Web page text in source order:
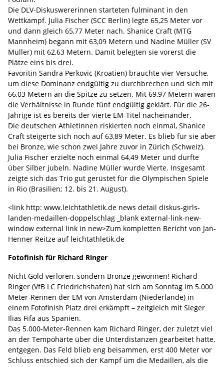
Die DLV-Diskuswererinnen starteten fulminant in den
Wettkampf. Julia Fischer (SCC Berlin) legte 65,25 Meter vor
und dann gleich 65,77 Meter nach. Shanice Craft (MTG
Mannheim) begann mit 63,09 Metern und Nadine Müller (SV
Müller) mit 62,63 Metern. Damit belegten sie vorerst die
Plätze eins bis drei.
Favoritin Sandra Perkovic (Kroatien) brauchte vier Versuche,
um diese Dominanz endgültig zu durchbrechen und sich mit
66,03 Metern an die Spitze zu setzen. Mit 69,97 Metern waren
die Verhältnisse in Runde fünf endgültig geklärt. Für die 26-
Jährige ist es bereits der vierte EM-Titel nacheinander.
Die deutschen Athletinnen riskierten noch einmal, Shanice
Craft steigerte sich noch auf 63,89 Meter. Es blieb für sie aber
bei Bronze, wie schon zwei Jahre zuvor in Zürich (Schweiz).
Julia Fischer erzielte noch einmal 64,49 Meter und durfte
über Silber jubeln. Nadine Müller wurde Vierte. Insgesamt
zeigte sich das Trio gut gerüstet für die Olympischen Spiele
in Rio (Brasilien; 12. bis 21. August).
<link http: www.leichtathletik.de news detail diskus-girls-
landen-medaillen-doppelschlag _blank external-link-new-
window external link in new>Zum kompletten Bericht von Jan-
Henner Reitze auf leichtathletik.de
Fotofinish für Richard Ringer
Nicht Gold verloren, sondern Bronze gewonnen! Richard
Ringer (VfB LC Friedrichshafen) hat sich am Sonntag im 5.000
Meter-Rennen der EM von Amsterdam (Niederlande) in
einem Fotofinish Platz drei erkämpft – zeitgleich mit Sieger
Ilias Fifa aus Spanien.
Das 5.000-Meter-Rennen kam Richard Ringer, der zuletzt viel
an der Tempohärte über die Unterdistanzen gearbeitet hatte,
entgegen. Das Feld blieb eng beisammen, erst 400 Meter vor
Schluss entschied sich der Kampf um die Medaillen, als die